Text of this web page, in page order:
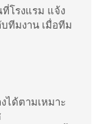
โรงแรม แจ้ง
ทีมงาน เมื่อทีม
ได้ตามเหมาะ